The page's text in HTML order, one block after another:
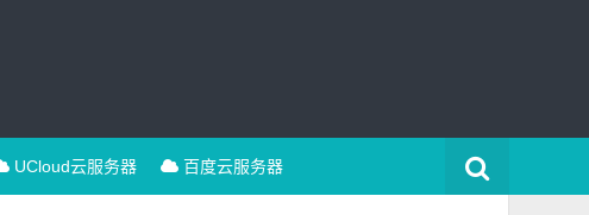
UCloud云服务器 百度云服务器